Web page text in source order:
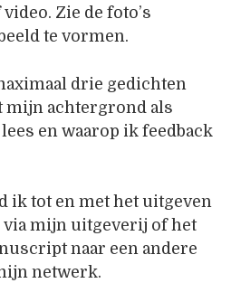
Zie de foto’s
te vormen.
drie gedichten
achtergrond als
lees en waarop ik feedback
ik tot en met het uitgeven
via mijn uitgeverij of het
naar een andere
netwerk.